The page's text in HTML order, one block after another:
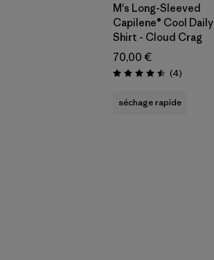
M's Long-Sleeved
Capilene® Cool Daily
Shirt - Cloud Crag
70,00 €
Évaluation: 4.5 / 5
(4Avis
)
séchage rapide